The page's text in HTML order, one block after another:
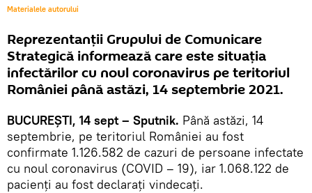
Materialele autorului
Reprezentanții Grupului de Comunicare
Strategică informează care este situația
infectărilor cu noul coronavirus pe teritoriul
României până astăzi, 14 septembrie 2021.
BUCUREȘTI, 14 sept – Sputnik. Până astăzi, 14
septembrie, pe teritoriul României au fost
confirmate 1.126.582 de cazuri de persoane infectate
cu noul coronavirus (COVID – 19), iar 1.068.122 de
pacienți au fost declarați vindecați.